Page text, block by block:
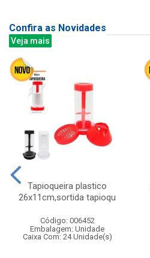
Confira as Novidades
Veja mais
Tapioqueira plastico
26x11cm,sortida tapioqu
Código: 006452
Embalagem: Unidade
Caixa Com: 24 Unidade(s)